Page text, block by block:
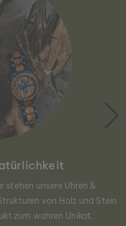
unsere Uhren &
von Holz und Stein
zum wahren Unikat.